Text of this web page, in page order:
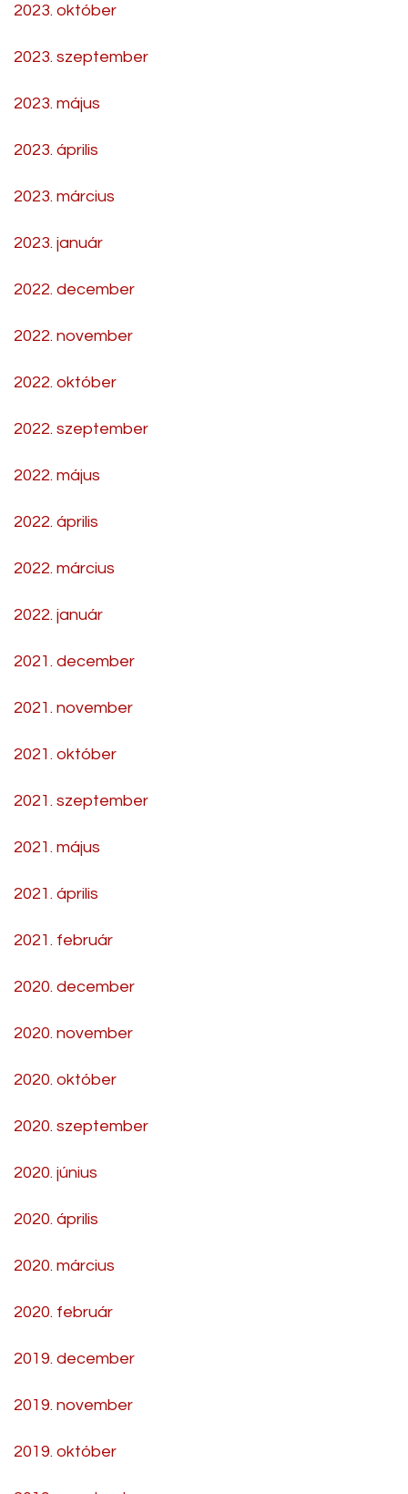
2023. október
2023. szeptember
2023. május
2023. április
2023. március
2023. január
2022. december
2022. november
2022. október
2022. szeptember
2022. május
2022. április
2022. március
2022. január
2021. december
2021. november
2021. október
2021. szeptember
2021. május
2021. április
2021. február
2020. december
2020. november
2020. október
2020. szeptember
2020. június
2020. április
2020. március
2020. február
2019. december
2019. november
2019. október